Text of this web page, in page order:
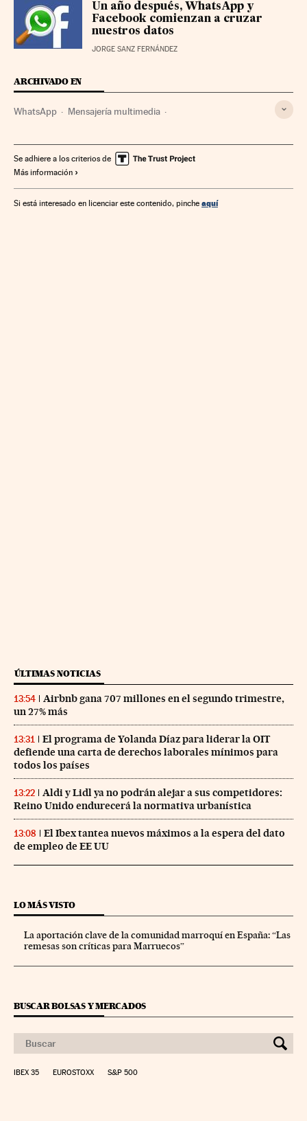
Un año después, WhatsApp y
Facebook comienzan a cruzar
nuestros datos
JORGE SANZ FERNÁNDEZ
ARCHIVADO EN
WhatsApp Mensajería multimedia
Tecnologías movilidad Telefonía Economía
Ciencia
Se adhiere a los criterios de
Más información
Si está interesado en licenciar este contenido, pinche aquí
ÚLTIMAS NOTICIAS
13:54
Airbnb gana 707 millones en el segundo trimestre,
un 27% más
13:31
El programa de Yolanda Díaz para liderar la OIT
defiende una carta de derechos laborales mínimos para
todos los países
13:22
Aldi y Lidl ya no podrán alejar a sus competidores:
Reino Unido endurecerá la normativa urbanística
13:08
El Ibex tantea nuevos máximos a la espera del dato
de empleo de EE UU
LO MÁS VISTO
La aportación clave de la comunidad marroquí en España: “Las
remesas son críticas para Marruecos”
BUSCAR BOLSAS Y MERCADOS
IBEX 35 EUROSTOXX S&P 500